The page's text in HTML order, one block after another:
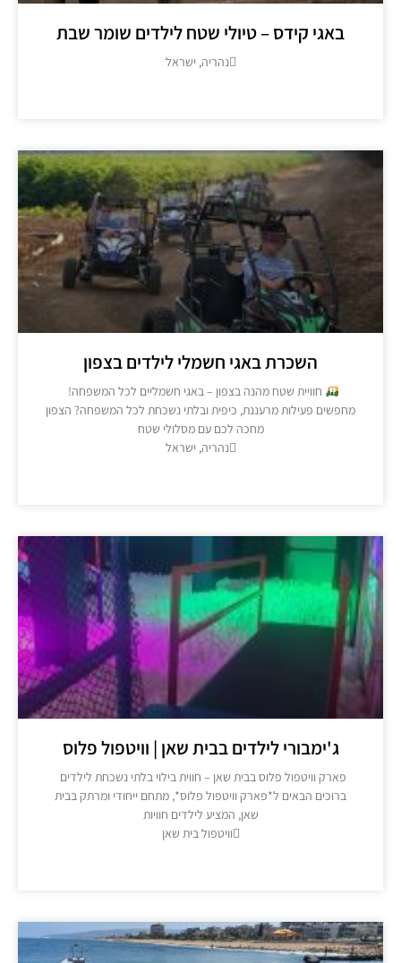
באגי קידס – טיולי שטח לילדים שומר שבת
נהריה, ישראל
השכרת באגי חשמלי לילדים בצפון
חוויית שטח מהנה בצפון – באגי חשמליים לכל המשפחה!
פעילות מרעננת, כיפית ובלתי נשכחת לכל המשפחה? הצפון
מחכה לכם עם מסלולי שטח
נהריה, ישראל
ג'ימבורי לילדים בבית שאן | וויטפול פלוס
פארק וויטפול פלוס בבית שאן – חווית בילוי בלתי נשכחת לילדים
ברוכים הבאים ל*פארק וויטפול פלוס*, מתחם ייחודי ומרתק בבית
שאן, המציע לילדים חוויות
וויטפול בית שאן